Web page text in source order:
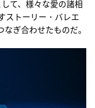
て、様々な愛の諸相
ストーリー・バレエ
ぎ合わせたものだ。